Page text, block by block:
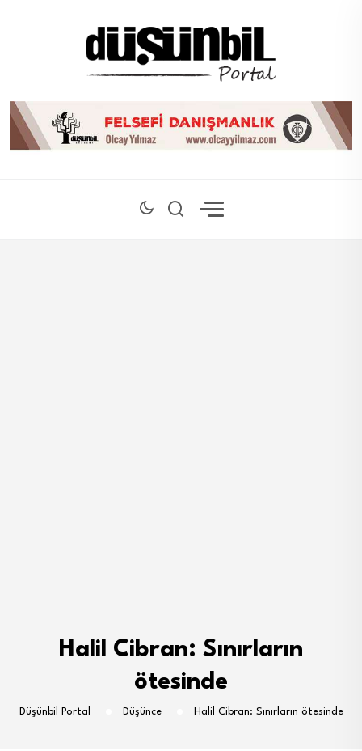
Halil Cibran: Sınırların
ötesinde
Düşünbil Portal Düşünce Halil Cibran: Sınırların ötesinde